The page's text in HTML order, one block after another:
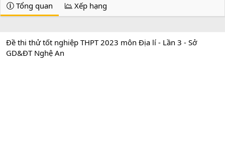
g
i
a
t
n
s
Tổng quan Xếp hạng
Đề thi thử tốt nghiệp THPT 2023 môn Địa lí - Lần 3 - Sở
GD&ĐT Nghệ An